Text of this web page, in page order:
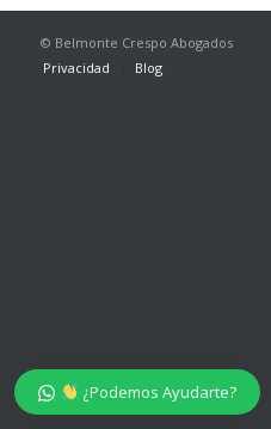
© Belmonte Crespo Abogados
Privacidad
Blog
¿Podemos Ayudarte?